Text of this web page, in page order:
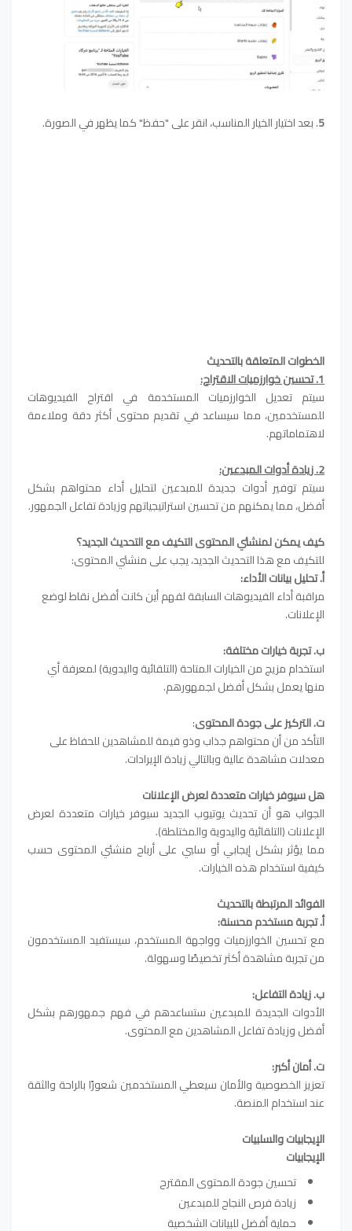
5. بعد اختيار الخيار المناسب، انقر على "حفظ" كما يظهر في الصورة.
الخطوات المتعلقة بالتحديث
1. تحسين خوارزميات الاقتراح:
سيتم تعديل الخوارزميات المستخدمة في اقتراح الفيديوهات
للمستخدمين، مما سيساعد في تقديم محتوى أكثر دقة وملاءمة
لاهتماماتهم.
2. زيادة أدوات المبدعين:
سيتم توفير أدوات جديدة للمبدعين لتحليل أداء محتواهم بشكل
أفضل، مما يمكنهم من تحسين استراتيجياتهم وزيادة تفاعل الجمهور.
كيف يمكن لمنشئي المحتوى التكيف مع التحديث الجديد؟
للتكيف مع هذا التحديث الجديد، يجب على منشئي المحتوى:
أ. تحليل بيانات الأداء:
مراقبة أداء الفيديوهات السابقة لفهم أين كانت أفضل نقاط لوضع
الإعلانات.
ب. تجربة خيارات مختلفة:
استخدام مزيج من الخيارات المتاحة (التلقائية واليدوية) لمعرفة أي
منها يعمل بشكل أفضل لجمهورهم.
ت. التركيز على جودة المحتوى:
التأكد من أن محتواهم جذاب وذو قيمة للمشاهدين للحفاظ على
معدلات مشاهدة عالية وبالتالي زيادة الإيرادات.
هل سيوفر خيارات متعددة لعرض الإعلانات
الجواب هو أن تحديث يوتيوب الجديد سيوفر خيارات متعددة لعرض
الإعلانات (التلقائية واليدوية والمختلطة).
مما يؤثر بشكل إيجابي أو سلبي على أرباح منشئي المحتوى حسب
كيفية استخدام هذه الخيارات.
الفوائد المرتبطة بالتحديث
أ. تجربة مستخدم محسنة:
مع تحسين الخوارزميات وواجهة المستخدم، سيستفيد المستخدمون
من تجربة مشاهدة أكثر تخصيصًا وسهولة.
ب. زيادة التفاعل:
الأدوات الجديدة للمبدعين ستساعدهم في فهم جمهورهم بشكل
أفضل وزيادة تفاعل المشاهدين مع المحتوى.
ت. أمان أكبر:
تعزيز الخصوصية والأمان سيعطي المستخدمين شعورًا بالراحة والثقة
عند استخدام المنصة.
الإيجابيات والسلبيات
الإيجابيات
تحسين جودة المحتوى المقترح
زيادة فرص النجاح للمبدعين
حماية أفضل للبيانات الشخصية